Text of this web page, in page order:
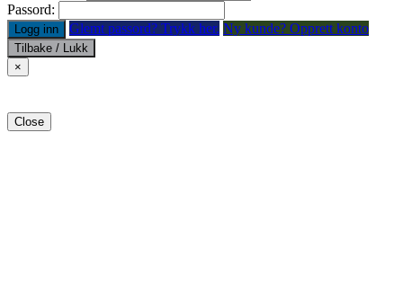
Passord:
Logg inn Glemt passord? Trykk her. Ny kunde? Opprett konto
Tilbake / Lukk
×
Close